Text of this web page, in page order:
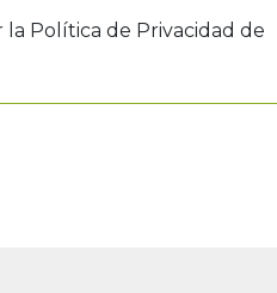
la Política de Privacidad de